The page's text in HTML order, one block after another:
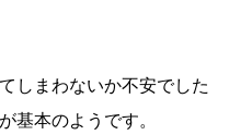
しまわないか不安でした
基本のようです。